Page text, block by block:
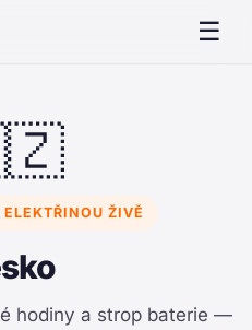
☰
ELEKTŘINOU ŽIVĚ
hodiny a strop baterie —